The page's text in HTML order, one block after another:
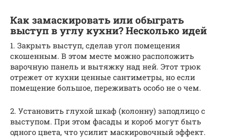
Как замаскировать или обыграть
выступ в углу кухни? Несколько идей
1. Закрыть выступ, сделав угол помещения
скошенным. В этом месте можно расположить
варочную панель и вытяжку над ней. Этот трюк
отрежет от кухни ценные сантиметры, но если
помещение большое, переживать особо не о чем.
2. Установить глухой шкаф (колонну) заподлицо с
выступом. При этом фасады и короб могут быть
одного цвета, что усилит маскировочный эффект.